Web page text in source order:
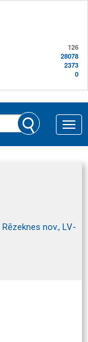
126
28078
2373
0
Toggle
nov., LV-